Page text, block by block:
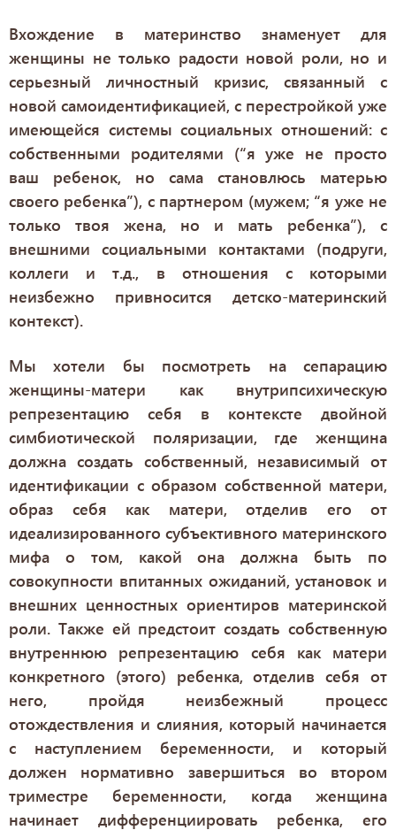
Вхождение в материнство знаменует для
женщины не только радости новой роли, но и
серьезный личностный кризис, связанный с
новой самоидентификацией, с перестройкой уже
имеющейся системы социальных отношений: с
собственными родителями (“я уже не просто
ваш ребенок, но сама становлюсь матерью
своего ребенка”), с партнером (мужем; “я уже не
только твоя жена, но и мать ребенка”), с
внешними социальными контактами (подруги,
коллеги и т.д., в отношения с которыми
неизбежно привносится детско-материнский
контекст).
Мы хотели бы посмотреть на сепарацию
женщины-матери как внутрипсихическую
репрезентацию себя в контексте двойной
симбиотической поляризации, где женщина
должна создать собственный, независимый от
идентификации с образом собственной матери,
образ себя как матери, отделив его от
идеализированного субъективного материнского
мифа о том, какой она должна быть по
совокупности впитанных ожиданий, установок и
внешних ценностных ориентиров материнской
роли. Также ей предстоит создать собственную
внутреннюю репрезентацию себя как матери
конкретного (этого) ребенка, отделив себя от
него, пройдя неизбежный процесс
отождествления и слияния, который начинается
с наступлением беременности, и который
должен нормативно завершиться во втором
триместре беременности, когда женщина
начинает дифференциировать ребенка, его